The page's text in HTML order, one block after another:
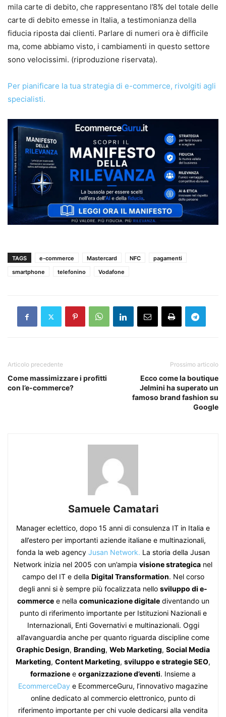
mila carte di debito, che rappresentano l’8% del totale delle
carte di debito emesse in Italia, a testimonianza della
fiducia riposta dai clienti. Parlare di numeri ora è difficile
ma, come abbiamo visto, i cambiamenti in questo settore
sono velocissimi. (riproduzione riservata).
Per pianificare la tua strategia di e-commerce, rivolgiti agli
specialisti.
TAGS e-commerce Mastercard NFC
pagamenti
smartphone
telefonino Vodafone
Articolo precedente
Come massimizzare i profitti
con l’e-commerce?
Prossimo articolo
Ecco come la boutique
Jelmini ha superato un
famoso brand fashion su
Google
Samuele Camatari
Manager eclettico, dopo 15 anni di consulenza IT in Italia e
all’estero per importanti aziende italiane e multinazionali,
fonda la web agency Jusan Network. La storia della Jusan
Network inizia nel 2005 con un’ampia visione strategica nel
campo del IT e della Digital Transformation. Nel corso
degli anni si è sempre più focalizzata nello sviluppo di e-
commercee nella comunicazione digitalediventando un
punto di riferimento importante per Istituzioni Nazionali e
Internazionali, Enti Governativi e multinazionali. Oggi
all’avanguardia anche per quanto riguarda discipline come
Graphic Design, Branding, Web Marketing, Social Media
Marketing, Content Marketing, sviluppo e strategie SEO,
formazione e organizzazione d’eventi. Insieme a
EcommerceDay e EcommerceGuru, l’innovativo magazine
online dedicato al commercio elettronico, punto di
riferimento importante per chi vuole dedicarsi alla vendita